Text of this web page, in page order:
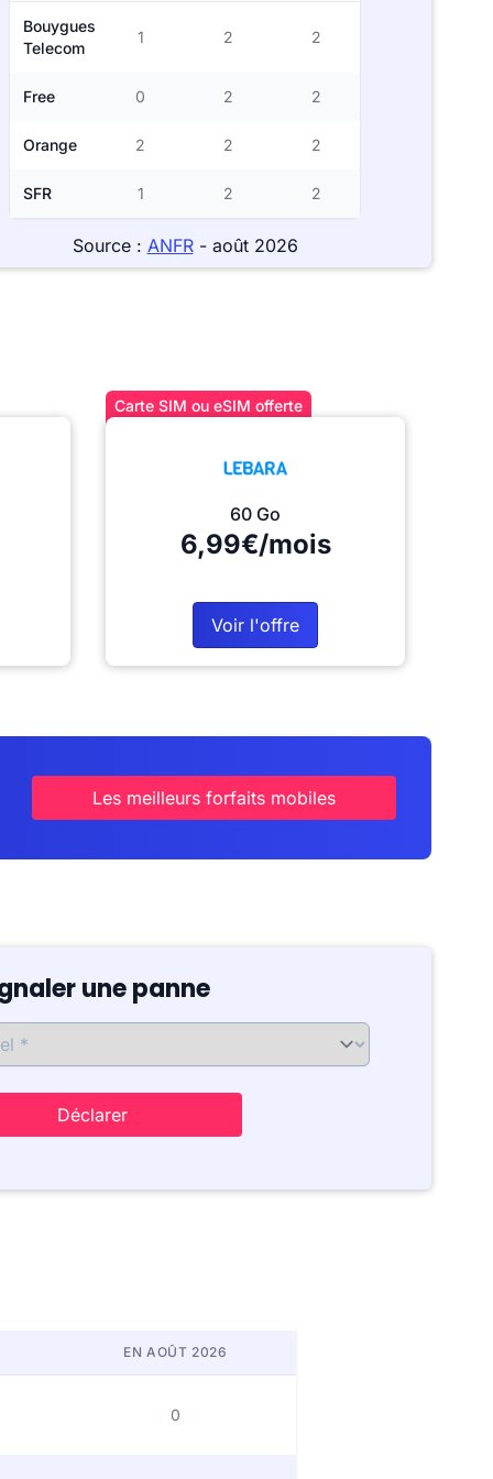
Bouygues
Telecom
1 2 2
Free 0 2 2
Orange 2 2 2
SFR 1 2 2
Source : ANFR- août 2026
Carte SIM ou eSIM offerte
60 Go
6,99€/mois
Voir l'offre
Les meilleurs forfaits mobiles
une panne
Déclarer
EN AOÛT 2026
0